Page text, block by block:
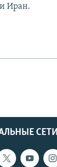
Иран.
СЕТИ